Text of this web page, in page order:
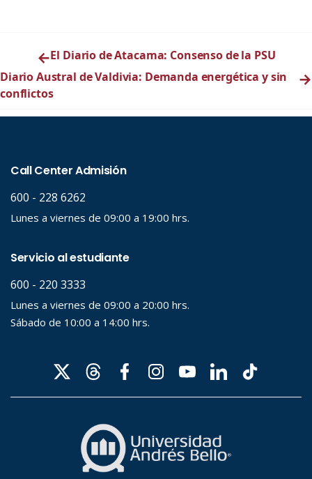
←El Diario de Atacama: Consenso de la PSU
Diario Austral de Valdivia: Demanda energética y sin
conflictos
→